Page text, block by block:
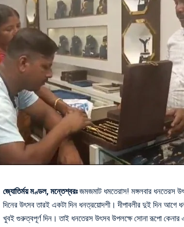
জ্যোতির্ময় মণ্ডল, মন্তেশ্বরঃজমজমাট ধমতেরাস! মঙ্গলবার ধনতেরস
দিনের উৎসব তারই একটা দিন ধনত্রয়োদশী। দীপাবলীর দুই দিন আগে
খুবই গুরুত্বপূর্ণ দিন। তাই ধনতেরস উৎসব উপলক্ষে সোনা রূপো কেনার